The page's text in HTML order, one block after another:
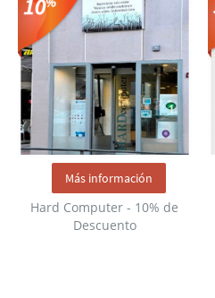
Hard Computer - 10% de
Descuento
Más información